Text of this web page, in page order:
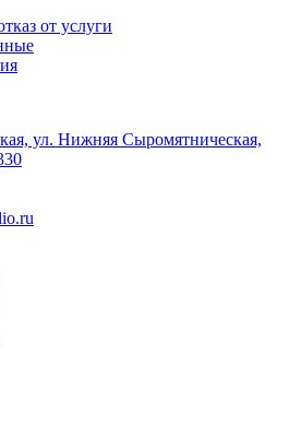
от услуги
ул. Нижняя Сыромятническая,